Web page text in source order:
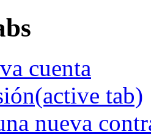
cuenta
(active tab)
nueva